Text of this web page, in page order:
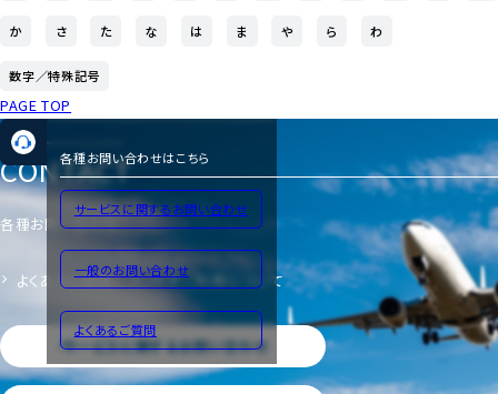
か さ た な は ま や ら わ
数字／特殊記号
PAGE TOP
各種お問い合わせはこちら
サービスに関するお問い合わせ
一般のお問い合わせ
よくあるご質問
CONTACT
各種お問い合わせ
よくあるご質問 サイトのご利用について
サービスに関するお問い合わせ